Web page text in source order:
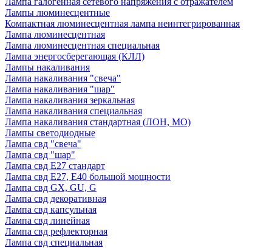
Лампы люминесцентные
Компактная люминесцентная лампа неинтегрированная
Лампа люминесцентная
Лампа люминесцентная специальная
Лампа энергосберегающая (КЛЛ)
Лампы накаливания
Лампа накаливания "свеча"
Лампа накаливания "шар"
Лампа накаливания зеркальная
Лампа накаливания специальная
Лампа накаливания стандартная (ЛОН, МО)
Лампы светодиодные
Лампа свд "свеча"
Лампа свд "шар"
Лампа свд E27 стандарт
Лампа свд E27, Е40 большой мощности
Лампа свд GX, GU, G
Лампа свд декоративная
Лампа свд капсульная
Лампа свд линейная
Лампа свд рефлекторная
Лампа свд специальная